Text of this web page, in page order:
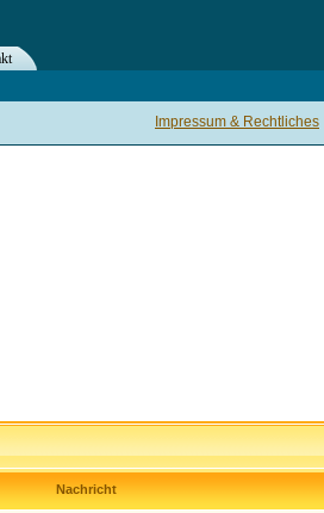
Nachricht
Impressum & Rechtliches